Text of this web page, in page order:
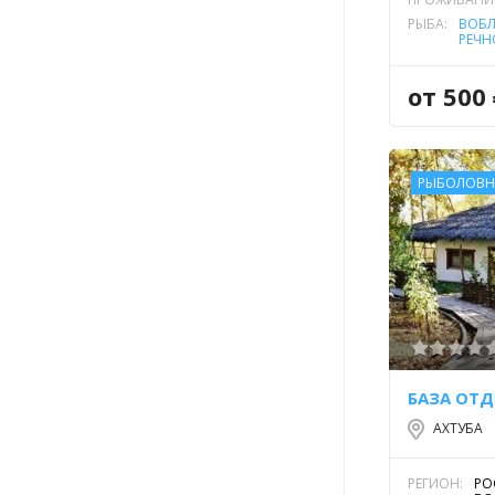
РЫБА:
от
АХТУБА
РЕГИОН: